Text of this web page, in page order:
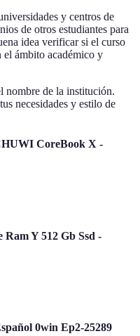
y centros de
de otros estudiantes para
idea verificar si el curso
el ámbito académico y
nombre de la institución.
necesidades y estilo de
CoreBook X -
Y 512 Gb Ssd -
0win Ep2-25289